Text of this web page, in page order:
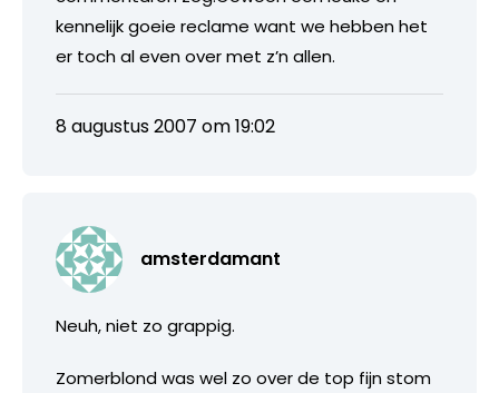
kennelijk goeie reclame want we hebben het
er toch al even over met z’n allen.
8 augustus 2007 om 19:02
amsterdamant
Neuh, niet zo grappig.
Zomerblond was wel zo over de top fijn stom